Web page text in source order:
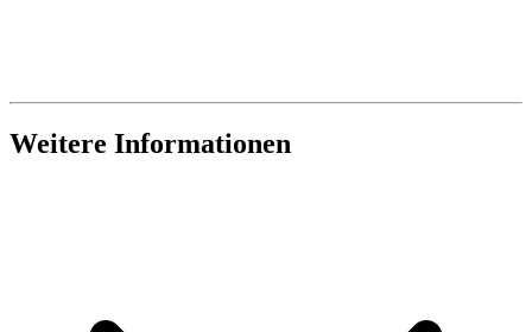
Weitere Informationen